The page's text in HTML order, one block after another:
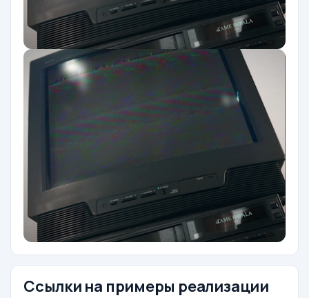
Ссылки на примеры реализации